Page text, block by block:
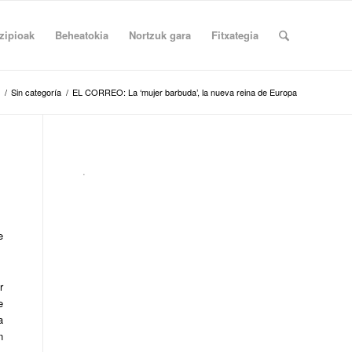
Beheatokia Nortzuk gara Fitxategia
/ Sin categoría / EL CORREO: La ‘mujer barbuda’, la nueva reina de Europa
.